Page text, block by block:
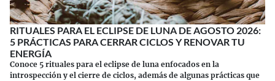
RITUALES PARA EL ECLIPSE DE LUNA DE AGOSTO 2026:
5 PRÁCTICAS PARA CERRAR CICLOS Y RENOVAR TU
ENERGÍA
Conoce 5 rituales para el eclipse de luna enfocados en la
introspección y el cierre de ciclos, además de algunas prácticas que